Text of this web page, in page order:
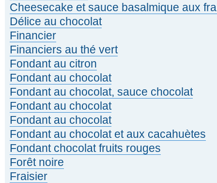
Cheesecake et sauce basalmique aux
Délice au chocolat
Financier
Financiers au thé vert
Fondant au citron
Fondant au chocolat
Fondant au chocolat, sauce chocolat
Fondant au chocolat
Fondant au chocolat
Fondant au chocolat et aux cacahuètes
Fondant chocolat fruits rouges
Forêt noire
Fraisier